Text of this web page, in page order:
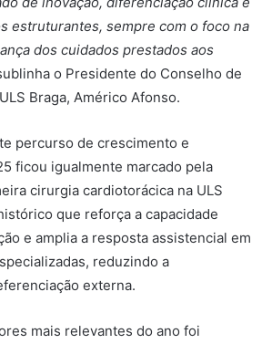
estruturantes, sempre com o foco na
dos cuidados prestados aos
o Presidente do Conselho de
Braga, Américo Afonso.
percurso de crescimento e
ficou igualmente marcado pela
cirurgia cardiotorácica na ULS
que reforça a capacidade
e amplia a resposta assistencial em
reduzindo a
externa.
mais relevantes do ano foi